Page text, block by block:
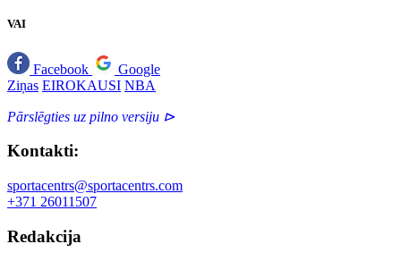
VAI
Facebook
Google
Ziņas EIROKAUSI NBA
Pārslēgties uz pilno versiju ⊳
Kontakti:
sportacentrs@sportacentrs.com
+371 26011507
Redakcija